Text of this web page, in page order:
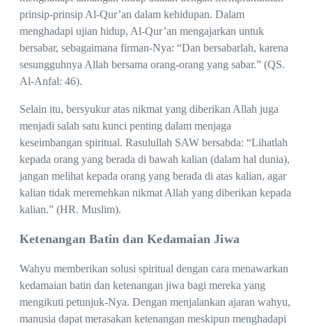
prinsip-prinsip Al-Qur’an dalam kehidupan. Dalam
menghadapi ujian hidup, Al-Qur’an mengajarkan untuk
bersabar, sebagaimana firman-Nya: “Dan bersabarlah, karena
sesungguhnya Allah bersama orang-orang yang sabar.” (QS.
Al-Anfal: 46).
Selain itu, bersyukur atas nikmat yang diberikan Allah juga
menjadi salah satu kunci penting dalam menjaga
keseimbangan spiritual. Rasulullah SAW bersabda: “Lihatlah
kepada orang yang berada di bawah kalian (dalam hal dunia),
jangan melihat kepada orang yang berada di atas kalian, agar
kalian tidak meremehkan nikmat Allah yang diberikan kepada
kalian.” (HR. Muslim).
Ketenangan Batin dan Kedamaian Jiwa
Wahyu memberikan solusi spiritual dengan cara menawarkan
kedamaian batin dan ketenangan jiwa bagi mereka yang
mengikuti petunjuk-Nya. Dengan menjalankan ajaran wahyu,
manusia dapat merasakan ketenangan meskipun menghadapi